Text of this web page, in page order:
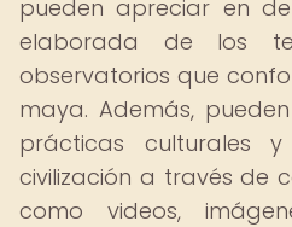
pueden apreciar en
elaborada de los
observatorios que
maya. Además,
prácticas culturales
civilización a través de
como videos,